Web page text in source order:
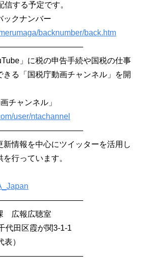
する予定です。
クナンバー
backnumber/back.htm
」に税の申告手続や国税の仕事
きる「国税庁動画チャンネル」を開
チャンネル」
user/ntachannel
新情報を中心にツイッターを活用し
行っています。
広報広聴室
田区霞が関3-1-1
）